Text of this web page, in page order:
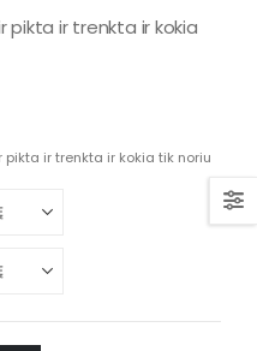
pikta ir trenkta ir kokia
ir trenkta ir kokia tik noriu